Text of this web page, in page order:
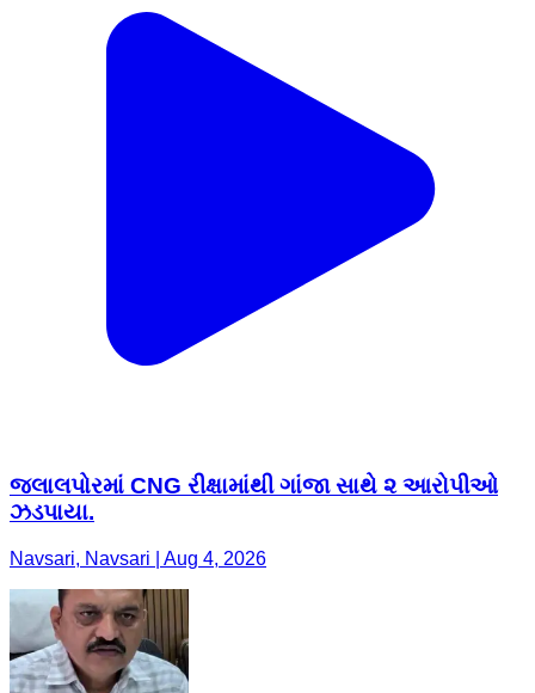
જલાલપોરમાં CNG રીક્ષામાંથી ગાંજા સાથે ૨ આરોપીઓ
ઝડપાયા.
Navsari, Navsari | Aug 4, 2026